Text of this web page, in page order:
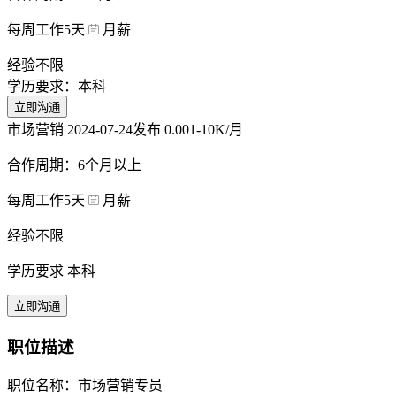
每周工作5天 月薪
经验不限
学历要求：本科
立即沟通
市场营销 2024-07-24发布 0.001-10K/月
合作周期：6个月以上
每周工作5天 月薪
经验不限
学历要求 本科
立即沟通
职位描述
职位名称：市场营销专员